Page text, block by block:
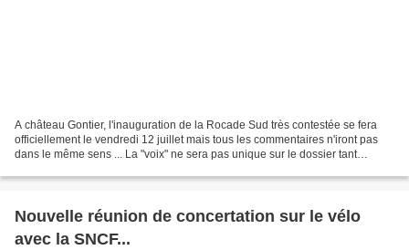
A château Gontier, l'inauguration de la Rocade Sud très contestée se fera
officiellement le vendredi 12 juillet mais tous les commentaires n'iront pas
dans le même sens ... La "voix" ne sera pas unique sur le dossier tant
Nouvelle réunion de concertation sur le vélo
avec la SNCF...